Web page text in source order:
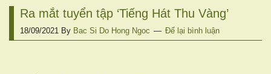
Ra mắt tuyển tập ‘Tiếng Hát Thu Vàng’
18/09/2021 By Bac Si Do Hong Ngoc Để lại bình luận